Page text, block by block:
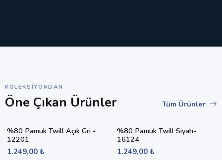
KOLEKSIYONDAN
Öne Çıkan Ürünler Tüm Ürünler
%80 Pamuk Twill Açık Gri -
12201
1.249,00 ₺
%80 Pamuk Twill Siyah-
16124
1.249,00 ₺